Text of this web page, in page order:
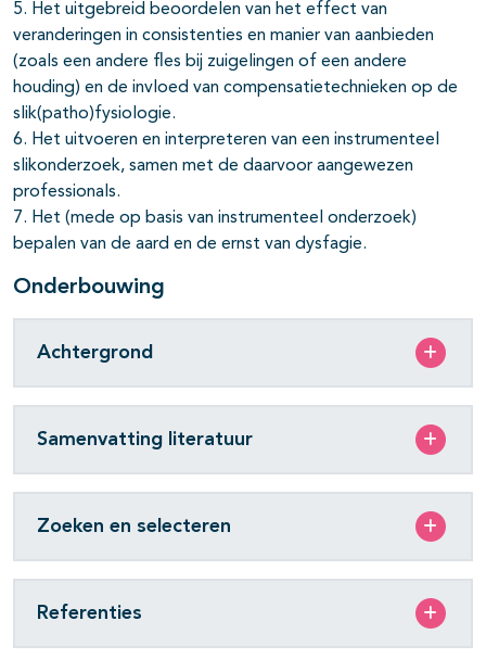
5. Het uitgebreid beoordelen van het effect van
veranderingen in consistenties en manier van aanbieden
(zoals een andere fles bij zuigelingen of een andere
houding) en de invloed van compensatietechnieken op de
slik(patho)fysiologie.
6. Het uitvoeren en interpreteren van een instrumenteel
slikonderzoek, samen met de daarvoor aangewezen
professionals.
7. Het (mede op basis van instrumenteel onderzoek)
bepalen van de aard en de ernst van dysfagie.
Onderbouwing
Achtergrond
Samenvatting literatuur
Zoeken en selecteren
Referenties